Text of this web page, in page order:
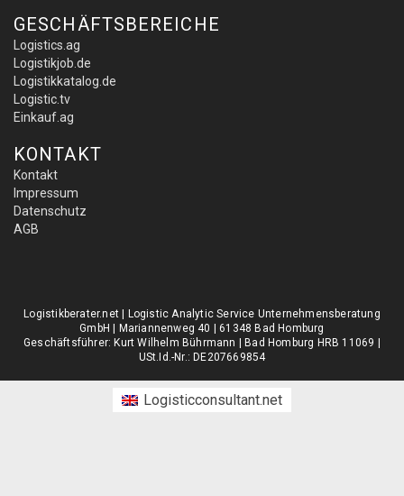
GESCHÄFTSBEREICHE
Logistics.ag
Logistikjob.de
Logistikkatalog.de
Logistic.tv
Einkauf.ag
KONTAKT
Kontakt
Impressum
Datenschutz
AGB
Logistikberater.net | Logistic Analytic Service Unternehmensberatung
GmbH | Mariannenweg 40 | 61348 Bad Homburg
Geschäftsführer: Kurt Wilhelm Bührmann | Bad Homburg HRB 11069 |
USt.Id.-Nr.: DE207669854
Logisticconsultant.net